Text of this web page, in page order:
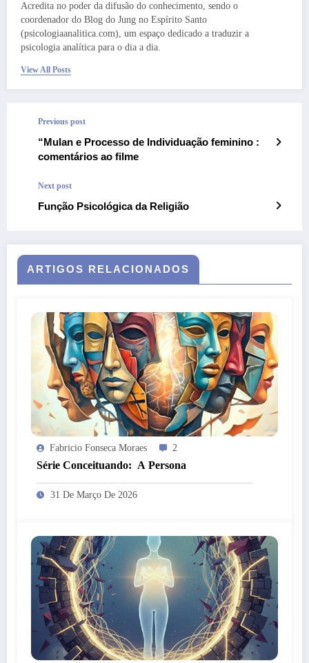
Acredita no poder da difusão do conhecimento, sendo o
coordenador do Blog do Jung no Espírito Santo
(psicologiaanalitica.com), um espaço dedicado a traduzir a
psicologia analítica para o dia a dia.
View All Posts
Previous post
“Mulan e Processo de Individuação feminino :
comentários ao filme
Next post
Função Psicológica da Religião
ARTIGOS RELACIONADOS
Fabricio Fonseca Moraes 2
Série Conceituando: A Persona
31 De Março De 2026